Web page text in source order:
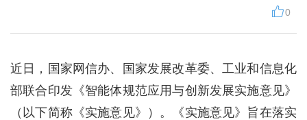
0
近日，国家网信办、国家发展改革委、工业和信息化
部联合印发《智能体规范应用与创新发展实施意见》
（以下简称《实施意见》）。《实施意见》旨在落实